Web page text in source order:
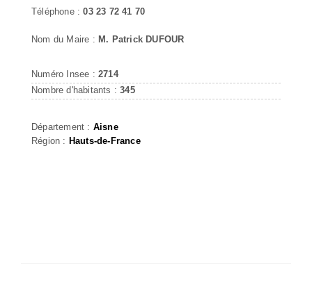
Téléphone :03 23 72 41 70
Nom du Maire : M. Patrick DUFOUR
Numéro Insee : 2714
Nombre d'habitants :345
Département : Aisne
Région : Hauts-de-France